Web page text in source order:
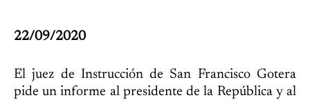
22/09/2020
El juez de Instrucción de San Francisco Gotera
pide un informe al presidente de la República y al